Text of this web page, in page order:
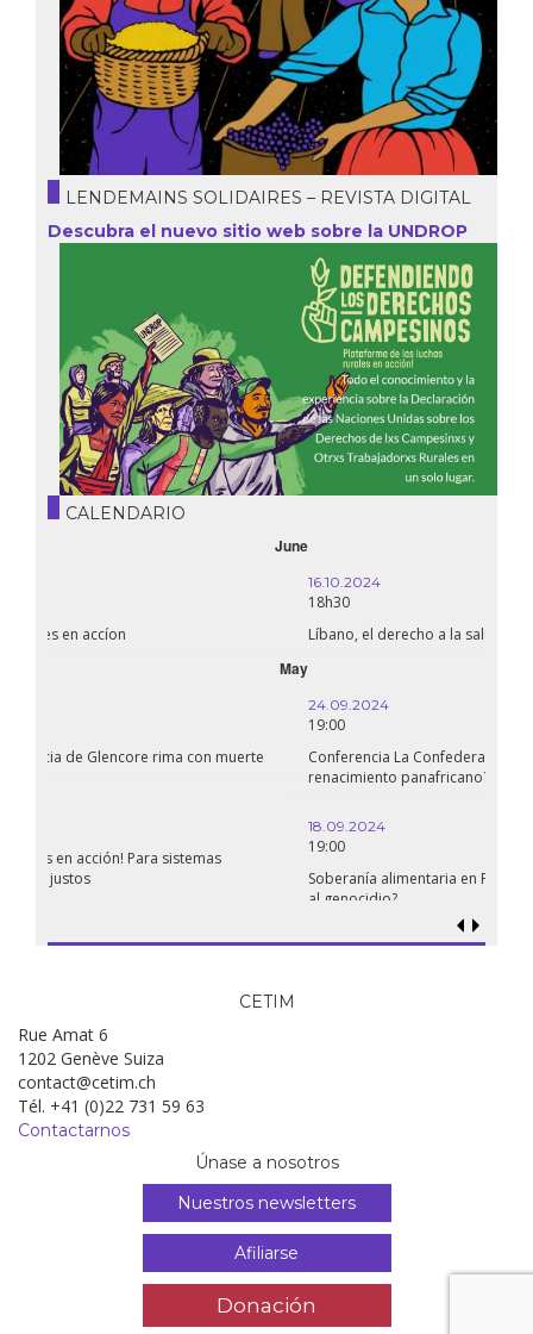
LENDEMAINS SOLIDAIRES – REVISTA DIGITAL
Descubra el nuevo sitio web sobre la UNDROP
CALENDARIO
Líbano, el derecho a la salud en tiempos de guerra
Conferencia La Confederación de Estados del Sahel: ¿un
Soberanía alimentaria en Palestina: ¿qué perspectivas hay frente
Rue Amat 6
1202 Genève Suiza
contact@cetim.ch
Tél. +41 (0)22 731 59 63
Únase a nosotros
Nuestros newsletters
Afiliarse
Donación